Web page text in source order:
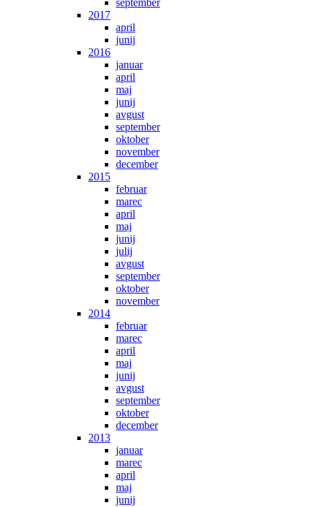
september
2017
april
junij
2016
januar
april
maj
junij
avgust
september
oktober
november
december
2015
februar
marec
april
maj
junij
julij
avgust
september
oktober
november
2014
februar
marec
april
maj
junij
avgust
september
oktober
december
2013
januar
marec
april
maj
junij